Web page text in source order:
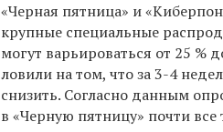
«Черная пятница» и
крупные специальные
могут варьироваться от 25 %
ловили на том, что за 3-4
снизить. Согласно данным
в «Черную пятницу» почти